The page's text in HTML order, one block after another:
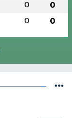
0 0
0 0